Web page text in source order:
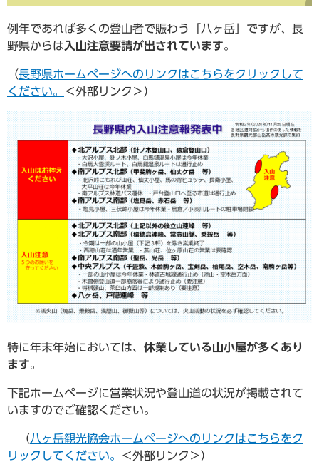
例年であれば多くの登山者で賑わう「八ヶ岳」ですが、長
野県からは入山注意要請が出されています。
（長野県ホームページへのリンクはこちらをクリックして
ください。
＜外部リンク＞）
特に年末年始においては、 休業している山小屋が多くあり
ます。
下記ホームページに営業状況や登山道の状況が掲載されて
いますのでご確認ください。
（八ヶ岳観光協会ホームページへのリンクはこちらをク
リックしてください。
＜外部リンク＞）